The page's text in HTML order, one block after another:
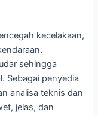
kecelakaan,
sehingga
Sebagai penyedia
analisa teknis dan
jelas, dan